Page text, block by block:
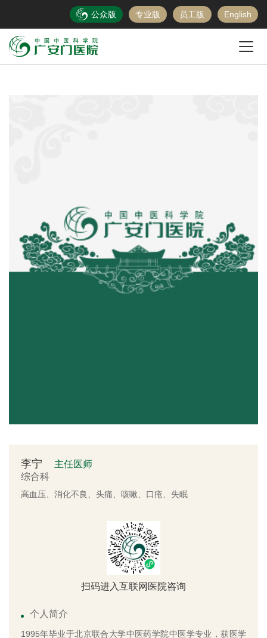
公众版 专业版 员工版 English
李宁
主任医师
综合科
高血压、消化不良、头痛、咳嗽、口疮、失眠
扫码进入互联网医院咨询
个人简介
1995年毕业于北京联合大学中医药学院中医学专业，获医学